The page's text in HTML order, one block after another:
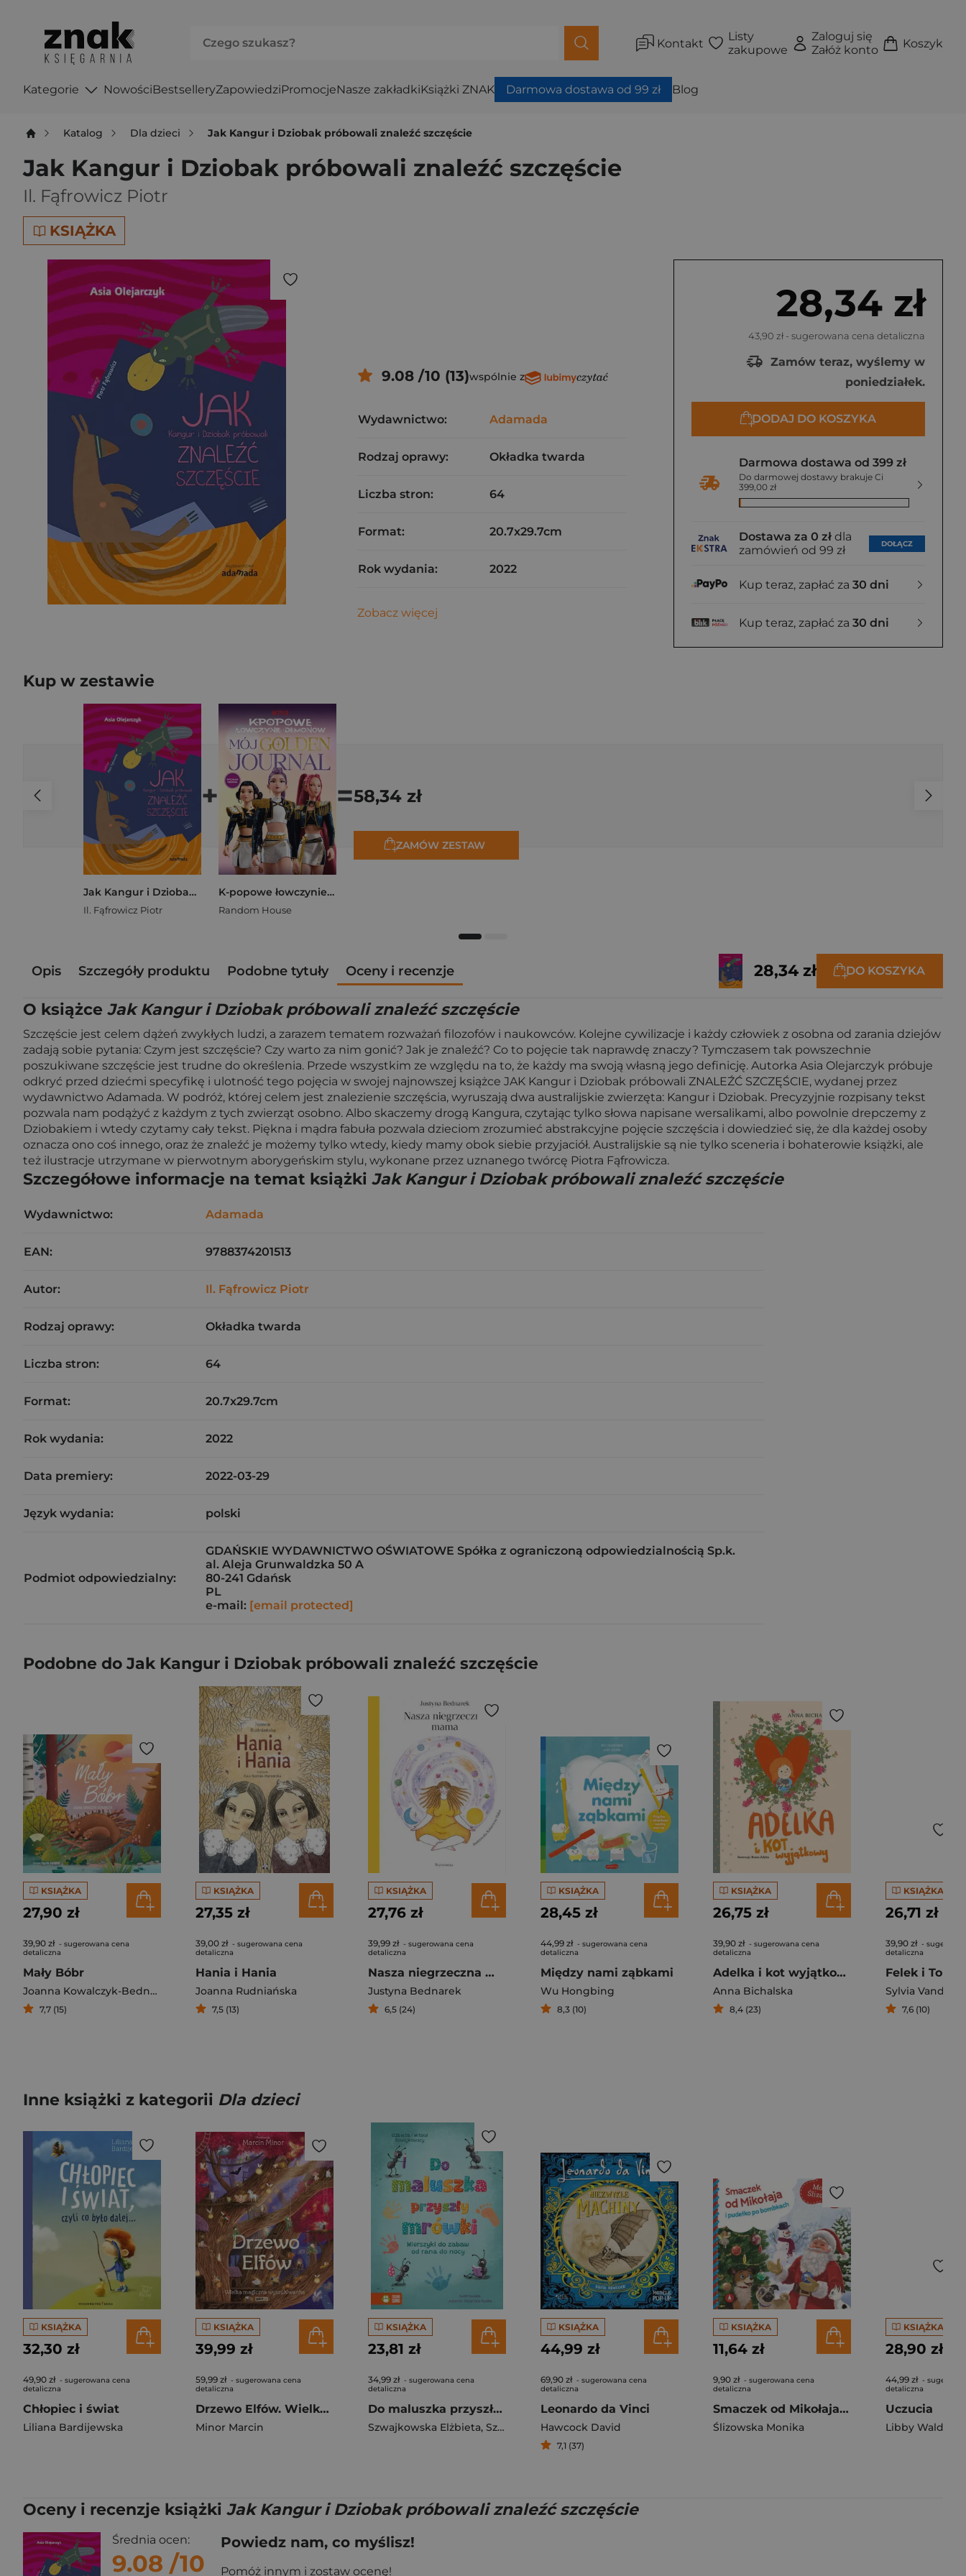
Kontakt
Listy
zakupowe
Zaloguj się
Załóż konto
Koszyk
Kategorie NowościBestselleryZapowiedziPromocjeNasze zakładkiKsiążki ZNAK Darmowa dostawa od 99 zł Blog
Katalog Dla dzieci Jak Kangur i Dziobak próbowali znaleźć szczęście
Jak Kangur i Dziobak próbowali znaleźć szczęście
Il. Fąfrowicz Piotr
KSIĄŻKA
28,34 zł
43,90 zł - sugerowana cena detaliczna
Zamów teraz, wyślemy w
poniedziałek.
DODAJ DO KOSZYKA
Darmowa dostawa od 399 zł
Do darmowej dostawy brakuje Ci
399,00 zł
Dostawa za 0 zł dla
zamówień od 99 zł
DOŁĄCZ
Kup teraz, zapłać za 30 dni
Kup teraz, zapłać za 30 dni
9.08 /10 (13)wspólnie z
Wydawnictwo: Adamada
Rodzaj oprawy: Okładka twarda
Liczba stron: 64
Format: 20.7x29.7cm
Rok wydania: 2022
Zobacz więcej
Kup w zestawie
Jak Kangur i Dziobak próbowali znaleźć szczęście
Il. Fąfrowicz Piotr
+
K-popowe łowczynie demonów. Mój golden journal. Oficjalny dziennik
Random House
=58,34 zł
ZAMÓW ZESTAW
Opis Szczegóły produktu Podobne tytuły Oceny i recenzje 28,34 zł DO KOSZYKA
O książce Jak Kangur i Dziobak próbowali znaleźć szczęście
Szczęście jest celem dążeń zwykłych ludzi, a zarazem tematem rozważań filozofów i naukowców. Kolejne cywilizacje i każdy człowiek z osobna od zarania dziejów
zadają sobie pytania: Czym jest szczęście? Czy warto za nim gonić? Jak je znaleźć? Co to pojęcie tak naprawdę znaczy? Tymczasem tak powszechnie
poszukiwane szczęście jest trudne do określenia. Przede wszystkim ze względu na to, że każdy ma swoją własną jego definicję. Autorka Asia Olejarczyk próbuje
odkryć przed dziećmi specyfikę i ulotność tego pojęcia w swojej najnowszej książce JAK Kangur i Dziobak próbowali ZNALEŹĆ SZCZĘŚCIE, wydanej przez
wydawnictwo Adamada. W podróż, której celem jest znalezienie szczęścia, wyruszają dwa australijskie zwierzęta: Kangur i Dziobak. Precyzyjnie rozpisany tekst
pozwala nam podążyć z każdym z tych zwierząt osobno. Albo skaczemy drogą Kangura, czytając tylko słowa napisane wersalikami, albo powolnie drepczemy z
Dziobakiem i wtedy czytamy cały tekst. Piękna i mądra fabuła pozwala dzieciom zrozumieć abstrakcyjne pojęcie szczęścia i dowiedzieć się, że dla każdej osoby
oznacza ono coś innego, oraz że znaleźć je możemy tylko wtedy, kiedy mamy obok siebie przyjaciół. Australijskie są nie tylko sceneria i bohaterowie książki, ale
też ilustracje utrzymane w pierwotnym aborygeńskim stylu, wykonane przez uznanego twórcę Piotra Fąfrowicza.
Szczegółowe informacje na temat książki Jak Kangur i Dziobak próbowali znaleźć szczęście
Wydawnictwo: Adamada
EAN: 9788374201513
Autor: Il. Fąfrowicz Piotr
Rodzaj oprawy: Okładka twarda
Liczba stron: 64
Format: 20.7x29.7cm
Rok wydania: 2022
Data premiery: 2022-03-29
Język wydania: polski
Podmiot odpowiedzialny:
GDAŃSKIE WYDAWNICTWO OŚWIATOWE Spółka z ograniczoną odpowiedzialnością Sp.k.
al. Aleja Grunwaldzka 50 A
80-241 Gdańsk
PL
e-mail: [email protected]
Podobne do Jak Kangur i Dziobak próbowali znaleźć szczęście
KSIĄŻKA
27,90 zł
39,90 zł - sugerowana cena
detaliczna
Mały Bóbr
Joanna Kowalczyk-Bednarczyk
7,7 (15)
KSIĄŻKA
27,35 zł
39,00 zł - sugerowana cena
detaliczna
Hania i Hania
Joanna Rudniańska
7,5 (13)
KSIĄŻKA
27,76 zł
39,99 zł - sugerowana cena
detaliczna
Nasza niegrzeczna mama
Justyna Bednarek
6,5 (24)
KSIĄŻKA
28,45 zł
44,99 zł - sugerowana cena
detaliczna
Między nami ząbkami
Wu Hongbing
8,3 (10)
KSIĄŻKA
26,75 zł
39,90 zł - sugerowana cena
detaliczna
Adelka i kot wyjątkowy
Anna Bichalska
8,4 (23)
KSIĄŻKA
26,71 zł
39,90 zł -
detaliczna
Sylvia Vanden
7,6 (10)
Inne książki z kategorii Dla dzieci
KSIĄŻKA
32,30 zł
49,90 zł - sugerowana cena
detaliczna
Chłopiec i świat
Liliana Bardijewska
KSIĄŻKA
39,99 zł
59,99 zł - sugerowana cena
detaliczna
Drzewo Elfów. Wielka magiczna wyszukiwanka
Minor Marcin
KSIĄŻKA
23,81 zł
34,99 zł - sugerowana cena
detaliczna
Do maluszka przyszły mrówki. Wierszyki do zabaw od rana do nocy
Szwajkowska Elżbieta, Szwajkowski Witold
KSIĄŻKA
44,99 zł
69,90 zł - sugerowana cena
detaliczna
Leonardo da Vinci
Hawcock David
7,1 (37)
KSIĄŻKA
11,64 zł
9,90 zł - sugerowana cena
detaliczna
Smaczek od Mikołaja i pudełko po bombkach
Ślizowska Monika
KSIĄŻKA
28,90 zł
44,99 zł -
detaliczna
Uczucia
Libby Walden
Oceny i recenzje książki Jak Kangur i Dziobak próbowali znaleźć szczęście
Średnia ocen:
9.08 /10
Powiedz nam, co myślisz!
Pomóż innym i zostaw ocenę!